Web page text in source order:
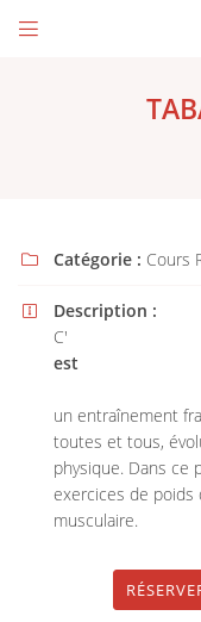

5 avenue de Val
02 48 51 57 31
Adresse email de
En cochant cette case,
utilisantle formulaire de
 Catégorie : Cours

Description :
C'
est
un entraînement
toutes et tous,
physique. Dans ce
exercices de
musculaire.